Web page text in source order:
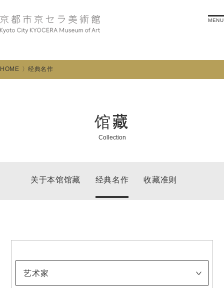
MENU
HOME 经典名作
馆藏
Collection
关于本馆馆藏 经典名作 收藏准则
艺术家